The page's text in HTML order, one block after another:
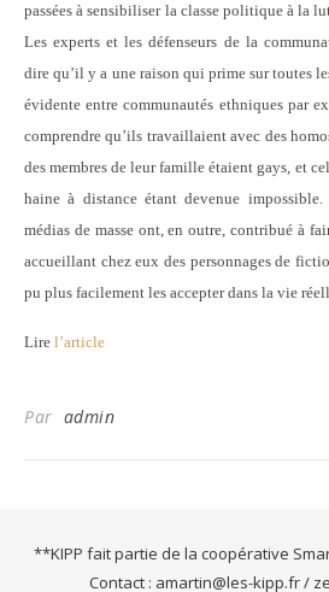
passées à sensibiliser la classe politique à la
Les experts et les défenseurs de la
dire qu’il y a une raison qui prime sur toutes
évidente entre communautés ethniques par
comprendre qu’ils travaillaient avec des
des membres de leur famille étaient gays, et
haine à distance étant devenue
médias de masse ont, en outre, contribué à
accueillant chez eux des personnages de
pu plus facilement les accepter dans la vie
Lire l’article
Par admin
**KIPP fait partie de la coopérative
Contact : amartin@les-kipp.fr /